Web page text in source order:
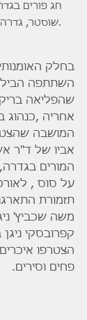
שוסטר, גדרה. באדיבות בתו שרה בילט.
בחלק
השתתפה
שהפליאה
אחריה ,כנהוג
המושבה
אביו של ד"ר
המורים
על סוס ,
תזמורת
משה שכביץ'
קפרובסקי
הצטרפו
פחים וסירים.